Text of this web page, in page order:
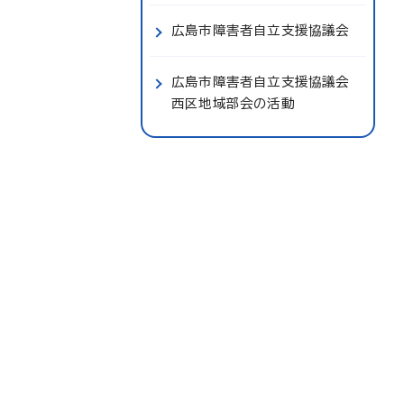
広島市障害者自立支援協議会
広島市障害者自立支援協議会
西区地域部会の活動